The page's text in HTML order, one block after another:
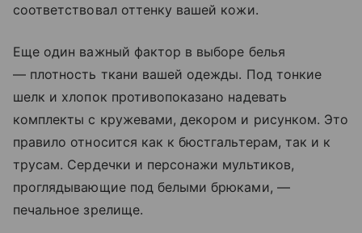
соответствовал оттенку вашей кожи.
Еще один важный фактор в выборе белья
— плотность ткани вашей одежды. Под тонкие
шелк и хлопок противопоказано надевать
комплекты с кружевами, декором и рисунком. Это
правило относится как к бюстгальтерам, так и к
трусам. Сердечки и персонажи мультиков,
проглядывающие под белыми брюками, —
печальное зрелище.